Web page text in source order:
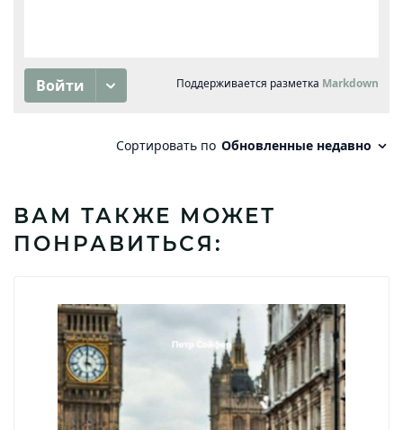
ВАМ ТАКЖЕ МОЖЕТ
ПОНРАВИТЬСЯ: